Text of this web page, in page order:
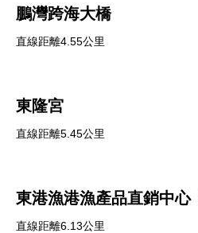
鵬灣跨海大橋
直線距離4.55公里
東隆宮
直線距離5.45公里
東港漁港漁產品直銷中心
直線距離6.13公里